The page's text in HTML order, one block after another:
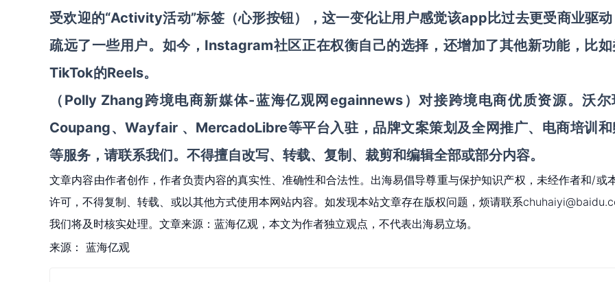
受欢迎的“Activity活动”标签（心形按钮），这一变化让用户感觉该app比过去更受商业驱
疏远了一些用户。如今，Instagram社区正在权衡自己的选择，还增加了其他新功能，比
TikTok的Reels。
（Polly Zhang跨境电商新媒体-蓝海亿观网egainnews）对接跨境电商优质资源。沃尔
Coupang、Wayfair 、 MercadoLibre等平台入驻， 品牌文案策划及全网推广、电商培训
等服务 ，请联系我们。不得擅自改写、转载、复制、裁剪和编辑全部或部分内容。
文章内容由作者创作，作者负责内容的真实性、准确性和合法性。出海易倡导尊重与保护知识产权，未经作者和/或
许可，不得复制、转载、或以其他方式使用本网站内容。如发现本站文章存在版权问题，烦请联系
我们将及时核实处理。文章来源：蓝海亿观，本文为作者独立观点，不代表出海易立场。
来源： 蓝海亿观